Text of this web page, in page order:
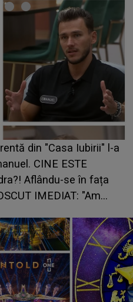
din "Casa Iubirii" l-a
CINE ESTE
Aflându-se în fața
IMEDIAT: "Am